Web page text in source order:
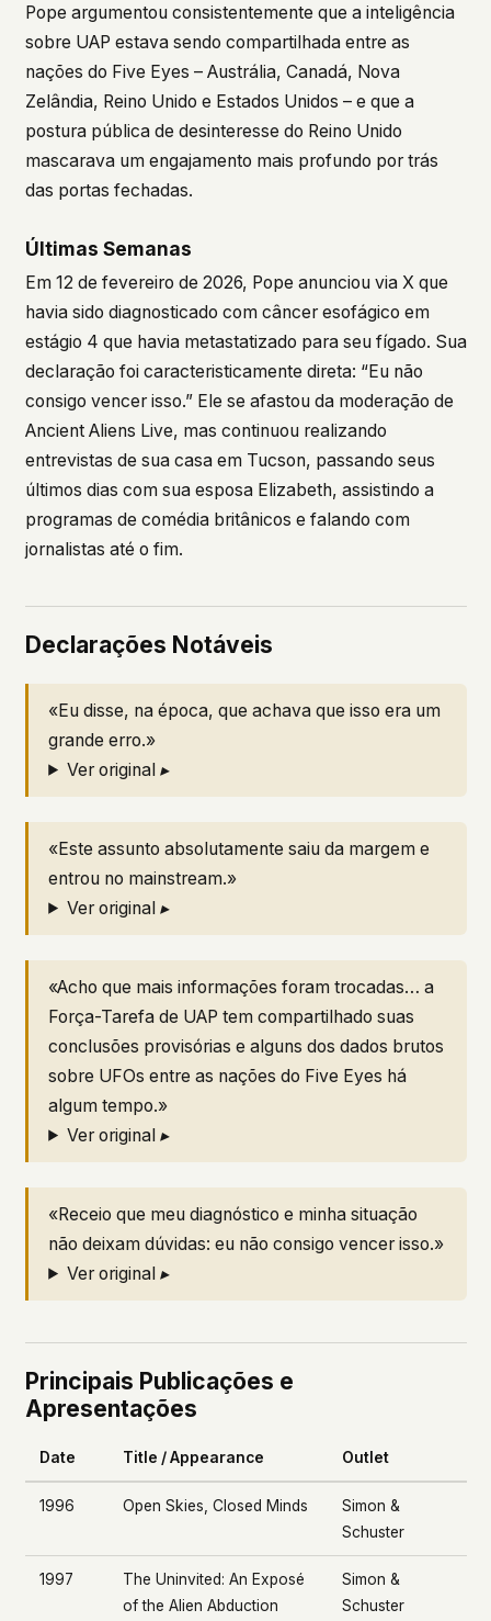
Pope argumentou consistentemente que a inteligência
sobre UAP estava sendo compartilhada entre as
nações do Five Eyes – Austrália, Canadá, Nova
Zelândia, Reino Unido e Estados Unidos – e que a
postura pública de desinteresse do Reino Unido
mascarava um engajamento mais profundo por trás
das portas fechadas.
Últimas Semanas
Em 12 de fevereiro de 2026, Pope anunciou via X que
havia sido diagnosticado com câncer esofágico em
estágio 4 que havia metastatizado para seu fígado. Sua
declaração foi caracteristicamente direta: “Eu não
consigo vencer isso.” Ele se afastou da moderação de
Ancient Aliens Live, mas continuou realizando
entrevistas de sua casa em Tucson, passando seus
últimos dias com sua esposa Elizabeth, assistindo a
programas de comédia britânicos e falando com
jornalistas até o fim.
Declarações Notáveis
«Eu disse, na época, que achava que isso era um
grande erro.»
Ver original ▸
«Este assunto absolutamente saiu da margem e
entrou no mainstream.»
Ver original ▸
«Acho que mais informações foram trocadas… a
Força-Tarefa de UAP tem compartilhado suas
conclusões provisórias e alguns dos dados brutos
sobre UFOs entre as nações do Five Eyes há
algum tempo.»
Ver original ▸
«Receio que meu diagnóstico e minha situação
não deixam dúvidas: eu não consigo vencer isso.»
Ver original ▸
Principais Publicações e
Apresentações
Date Title / Appearance Outlet
1996 Open Skies, Closed Minds
Simon &
Schuster
1997
The Uninvited: An Exposé
of the Alien Abduction
Simon &
Schuster